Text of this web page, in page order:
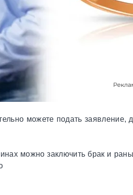
можете подать заявление,
можно заключить брак и